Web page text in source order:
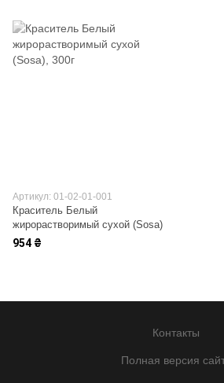
Артикул: 01-02-01-001
Краситель Белый
жирорастворимый сухой (Sosa)
954 ₴
Контакты
Полная версия